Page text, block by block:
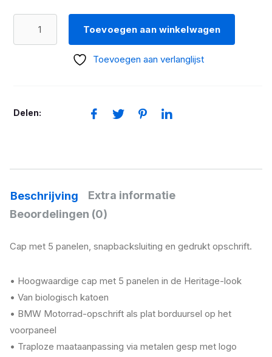
Toevoegen aan winkelwagen
Toevoegen aan verlanglijst
Delen:
Beschrijving
Extra informatie
Beoordelingen (0)
Cap met 5 panelen, snapbacksluiting en gedrukt opschrift.
• Hoogwaardige cap met 5 panelen in de Heritage-look
• Van biologisch katoen
• BMW Motorrad-opschrift als plat borduursel op het
voorpaneel
• Traploze maataanpassing via metalen gesp met logo